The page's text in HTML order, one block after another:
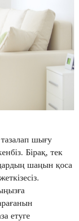
шығу
Бірақ, тек
шаңын қоса
етуге